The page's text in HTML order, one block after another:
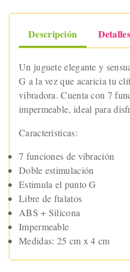
Descripción
Un juguete elegante y
G a la vez que acaricia tu
vibradora. Cuenta con 7
impermeable, ideal para
Características:
7 funciones de vibración
Doble estimulación
Estimula el punto G
Libre de ftalatos
ABS + Silicona
Impermeable
Medidas: 25 cm x 4 cm